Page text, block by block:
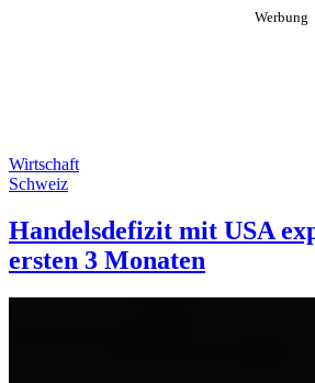
Wirtschaft
Schweiz
Handelsdefizit mit USA
ersten 3 Monaten